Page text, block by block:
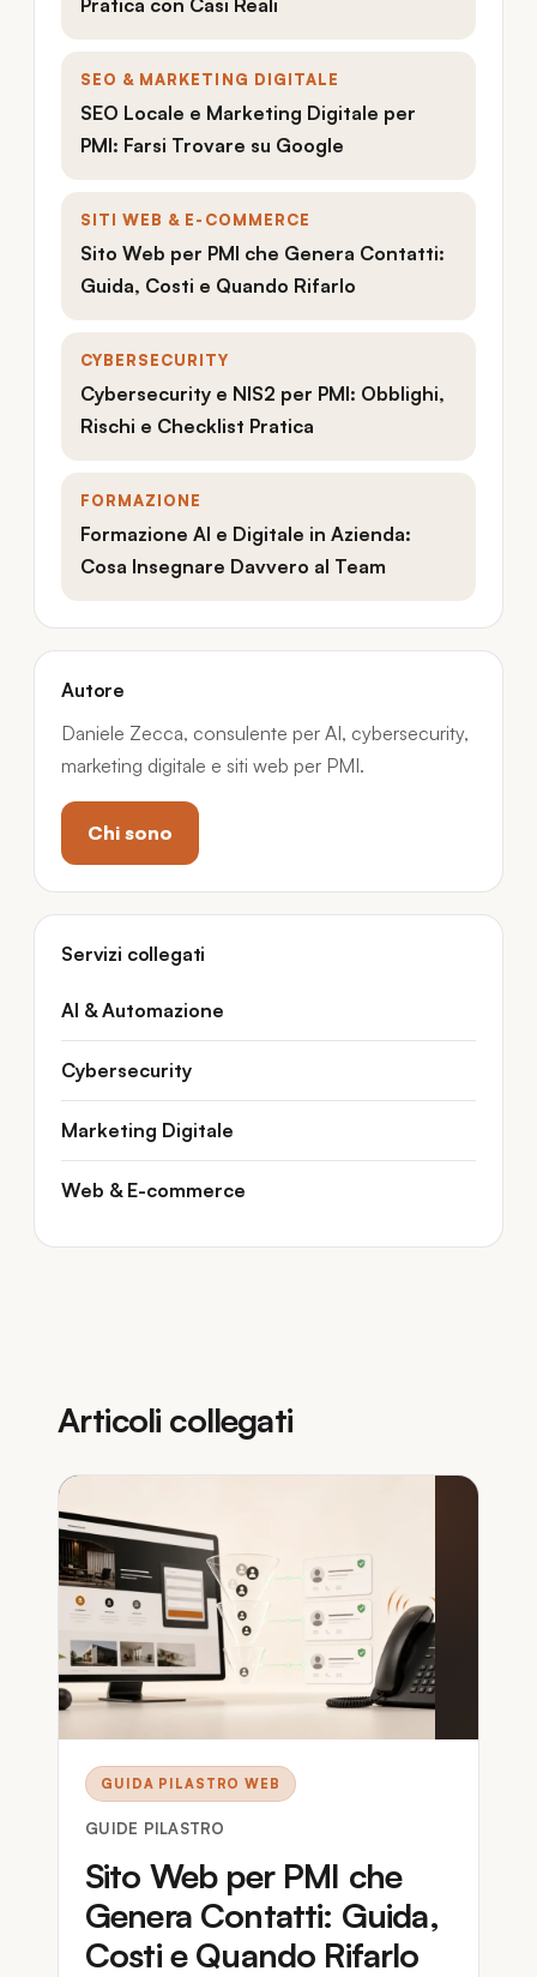
SEO & MARKETING DIGITALE
SEO Locale e Marketing Digitale per
PMI: Farsi Trovare su Google
SITI WEB & E-COMMERCE
Sito Web per PMI che Genera Contatti:
Guida, Costi e Quando Rifarlo
CYBERSECURITY
Cybersecurity e NIS2 per PMI: Obblighi,
Rischi e Checklist Pratica
FORMAZIONE
Formazione AI e Digitale in Azienda:
Cosa Insegnare Davvero al Team
Autore
Daniele Zecca, consulente per AI, cybersecurity,
marketing digitale e siti web per PMI.
Chi sono
Servizi collegati
AI & Automazione
Cybersecurity
Marketing Digitale
Web & E-commerce
Articoli collegati
GUIDA PILASTRO WEB
GUIDE PILASTRO
Sito Web per PMI che
Genera Contatti: Guida,
Costi e Quando Rifarlo